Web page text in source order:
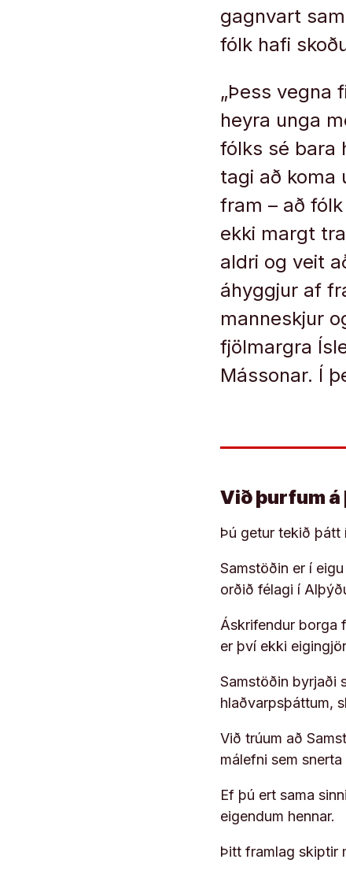
gagnvart
fólk hafi
„Þess vegna
heyra unga
fólks sé bara
tagi að koma
fram – að
ekki margt
aldri og veit
áhyggjur af
manneskjur
fjölmargra
Mássonar. Í
Við þurfum á
Þú getur tekið þátt
Samstöðin er í
orðið félagi í
Áskrifendur borga
er því ekki
Samstöðin byrjaði
hlaðvarpsþáttum,
Við trúum að
málefni sem
Ef þú ert sama
eigendum hennar.
Þitt framlag skiptir